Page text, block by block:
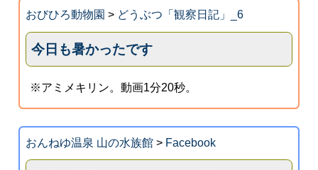
おびひろ動物園 > どうぶつ「観察日記」_6
今日も暑かったです
※アミメキリン。動画1分20秒。
おんねゆ温泉 山の水族館> Facebook